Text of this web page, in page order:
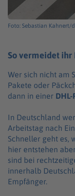
Foto: Sebastian Kahnert/
So vermeidet ihr
Wer sich nicht am
Pakete oder
dann in einer
In Deutschland
Arbeitstag nach
Schneller geht es,
hier entstehen
sind bei
innerhalb
Empfänger.